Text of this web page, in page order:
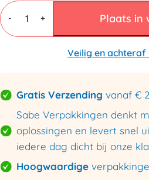
-
Plastic
zakken
1000mmx1500mm
100my
+ Plaats in
Veilig en achteraf
Gratis Verzending vanaf €
Sabe Verpakkingen denkt
oplossingen en levert snel
iedere dag dicht bij onze
Hoogwaardige